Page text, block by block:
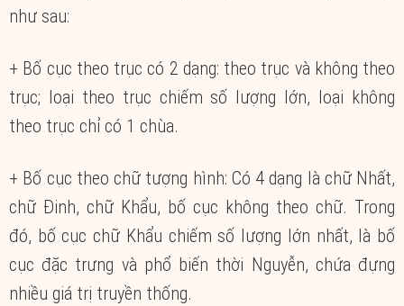
như sau:
+ Bố cục theo trục có 2 dạng: theo trục và không theo
trục; loại theo trục chiếm số lượng lớn, loại không
theo trục chỉ có 1 chùa.
+ Bố cục theo chữ tượng hình: Có 4 dạng là chữ Nhất,
chữ Đinh, chữ Khẩu, bố cục không theo chữ. Trong
đó, bố cục chữ Khẩu chiếm số lượng lớn nhất, là bố
cục đặc trưng và phổ biến thời Nguyễn, chứa đựng
nhiều giá trị truyền thống.